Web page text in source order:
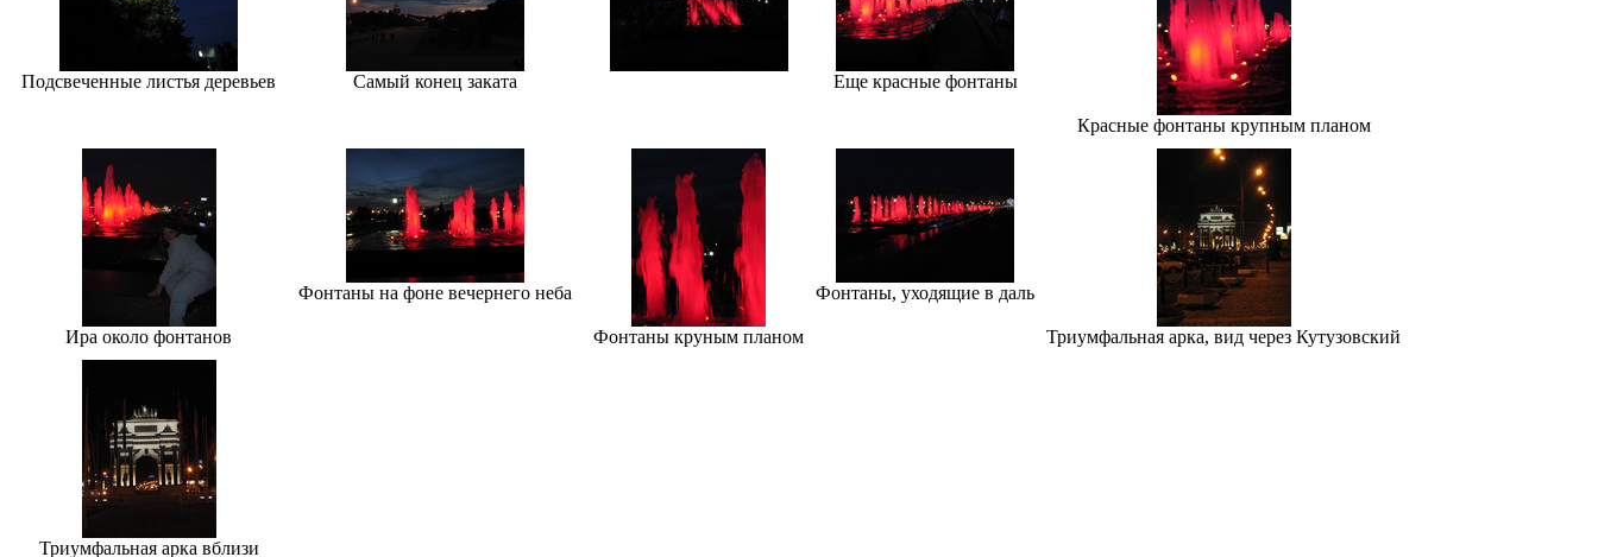
Подсвеченные листья деревьев Самый конец заката Еще красные фонтаны
Красные фонтаны крупным планом
Ира около фонтанов
Фонтаны на фоне вечернего неба
Фонтаны круным планом
Фонтаны, уходящие в даль
Триумфальная арка, вид через Кутузовский
Триумфальная арка вблизи